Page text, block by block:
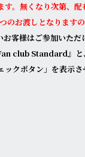
。無くなり次第、配
お渡しとなります
客様はご参加いただ
club Standard』
ックボタン 」を表示